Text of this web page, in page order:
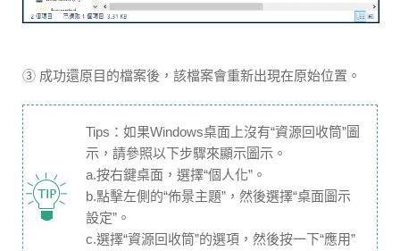
③ 成功還原目的檔案後，該檔案會重新出現在原始位置。
Tips：如果Windows桌面上沒有“資源回收筒”圖
示，請參照以下步驟來顯示圖示。
a.按右鍵桌面，選擇“個人化”。
b.點擊左側的“佈景主題”，然後選擇“桌面圖示
設定”。
c.選擇“資源回收筒”的選項，然後按一下“應用”